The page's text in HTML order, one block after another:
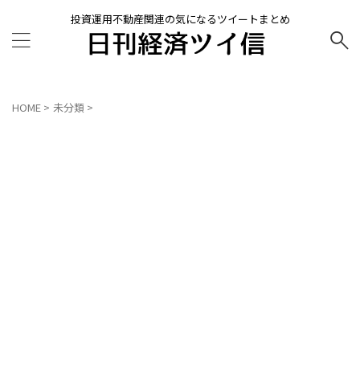
投資運用不動産関連の気になるツイートまとめ
HOME > 未分類 >